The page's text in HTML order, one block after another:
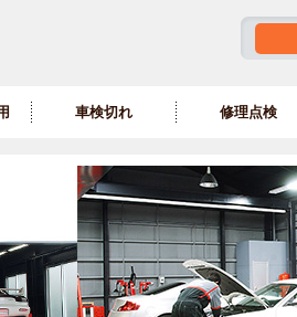
車検切れ 修理点検